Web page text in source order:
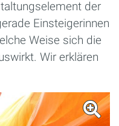
der
Einsteigerinnen
Weise sich die
Wir erklären